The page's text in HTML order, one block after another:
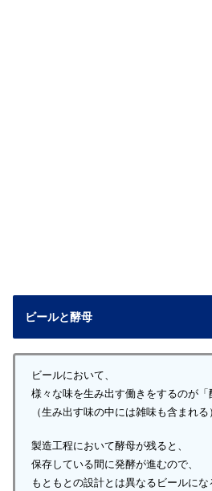
ビールと酵母
ビールにおいて、
様々な味を生み出す働きをするのが「
（生み出す味の中には雑味も含まれる）
製造工程において酵母が残ると、
保存している間に発酵が進むので、
もともとの設計とは異なるビールにな